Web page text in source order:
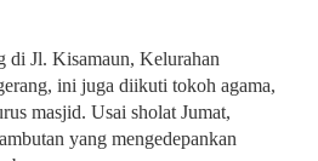
di Jl. Kisamaun, Kelurahan
ini juga diikuti tokoh agama,
masjid. Usai sholat Jumat,
yang mengedepankan